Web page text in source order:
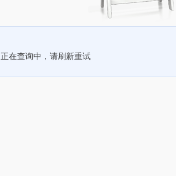
正在查询中，请刷新重试